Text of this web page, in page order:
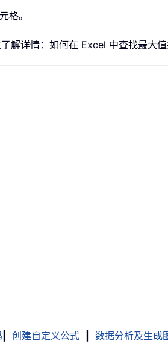
格。
解详情：如何在 Excel 中查找最大值
创建自定义公式 数据分析及生成